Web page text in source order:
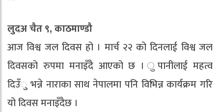
लुदअ चैत ९, काठमाण्डौ
आज विश्व जल दिवस हो । मार्च २२ को दिनलाई विश्व जल
दिवसको रुपमा मनाइँदै आएको छ । ुपानीलाई महत्व
दिउँु भन्ने नाराका साथ नेपालमा पनि विभिन्न कार्यक्रम गरि
यो दिवस मनाइँदैछ ।